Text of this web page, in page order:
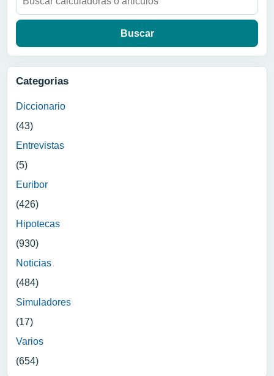
Categorias
Diccionario
(43)
Entrevistas
(5)
Euribor
(426)
Hipotecas
(930)
Noticias
(484)
Simuladores
(17)
Varios
(654)